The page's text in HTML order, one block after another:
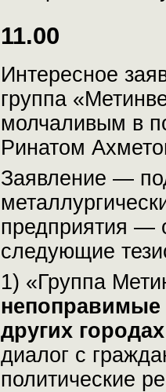
11.00
Интересное
группа
молчаливым в
Ринатом
Заявление —
предприятия —
следующие
1) «Группа
других
диалог с
политические